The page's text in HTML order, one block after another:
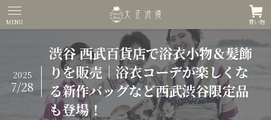
買い物
MENU
渋谷 西武百貨店で浴衣小物＆髪飾
りを販売｜浴衣コーデが楽しくな
る新作バッグなど西武渋谷限定品
も登場！
2025
7/28